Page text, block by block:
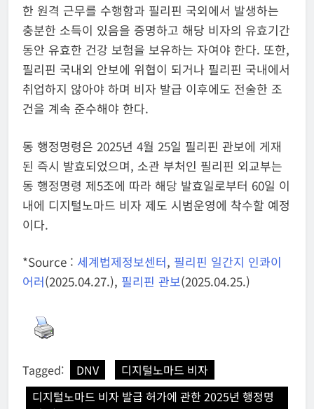
한 원격 근무를 수행함과 필리핀 국외에서 발생하는
충분한 소득이 있음을 증명하고 해당 비자의 유효기간
동안 유효한 건강 보험을 보유하는 자여야 한다. 또한,
필리핀 국내외 안보에 위협이 되거나 필리핀 국내에서
취업하지 않아야 하며 비자 발급 이후에도 전술한 조
건을 계속 준수해야 한다.
동 행정명령은 2025년 4월 25일 필리핀 관보에 게재
된 즉시 발효되었으며, 소관 부처인 필리핀 외교부는
동 행정명령 제5조에 따라 해당 발효일로부터 60일 이
내에 디지털노마드 비자 제도 시범운영에 착수할 예정
이다.
*Source : 세계법제정보센터, 필리핀 일간지 인콰이
어러(2025.04.27.), 필리핀 관보(2025.04.25.)
Tagged: DNV
디지털노마드 비자
디지털노마드 비자 발급 허가에 관한 2025년 행정명